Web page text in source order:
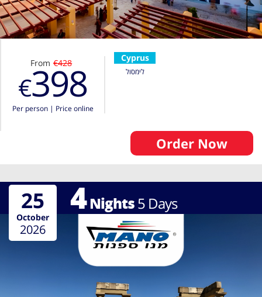
Cyprus
לימסול
From €428
€398
Per person| Price online
Order Now
4Nights5 Days
25
October
2026